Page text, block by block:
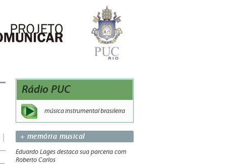
Rádio PUC
música instrumental brasileira
+ memória musical
Eduardo Lages destaca sua parceria com
Roberto Carlos